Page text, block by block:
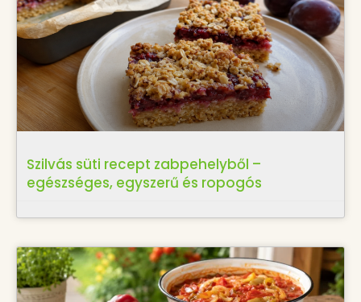
Szilvás süti recept zabpehelyből –
egészséges, egyszerű és ropogós